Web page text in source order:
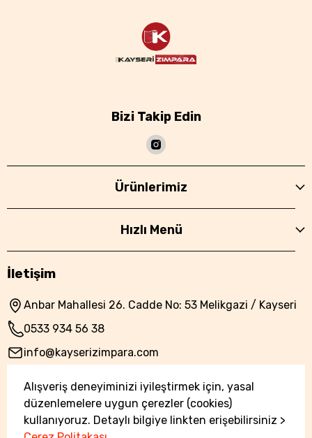
Alışveriş deneyiminizi iyileştirmek için, yasal
düzenlemelere uygun çerezler (cookies)
kullanıyoruz. Detaylı bilgiye linkten erişebilirsiniz >
Bizi Takip Edin
Ürünlerimiz
Hızlı Menü
İletişim
Anbar Mahallesi 26. Cadde No: 53 Melikgazi / Kayseri
0533 934 56 38
info@kayserizimpara.com